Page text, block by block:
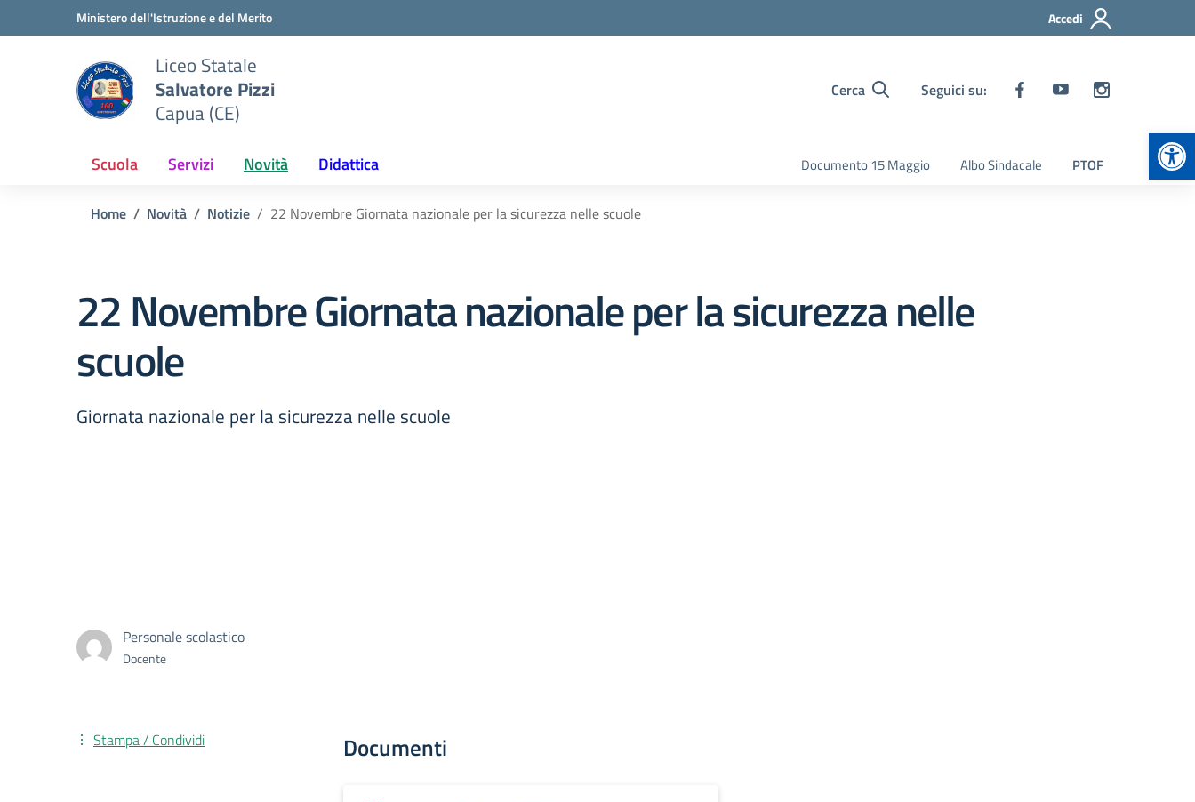
Vai ai contenuti
Vai al menu di navigazioneMinistero dell'Istruzione e del Merito Accedi
Liceo Statale
Salvatore Pizzi
Capua (CE)
Cerca Seguici su:
Scuola Servizi Novità Didattica Documento 15 Maggio Albo Sindacale PTOF
Home Novità Notizie 22 Novembre Giornata nazionale per la sicurezza nelle scuole
22 Novembre Giornata nazionale per la sicurezza nelle
scuole
Giornata nazionale per la sicurezza nelle scuole
Personale scolastico
Docente
Documenti
Stampa / Condividi